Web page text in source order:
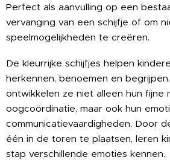
Perfect als aanvulling op een
vervanging van een schijfje of om
speelmogelijkheden te creëren.
De kleurrijke schijfjes helpen
herkennen, benoemen en
ontwikkelen ze niet alleen hun fijne
oogcoördinatie, maar ook hun
communicatievaardigheden. Door
één in de toren te plaatsen, leren
stap verschillende emoties kennen.